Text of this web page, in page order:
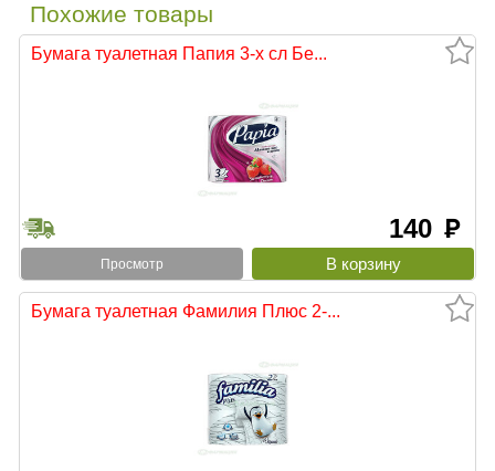
Похожие товары
Бумага туалетная Папия 3-х сл Бе...
140 руб
Просмотр
Бумага туалетная Фамилия Плюс 2-...